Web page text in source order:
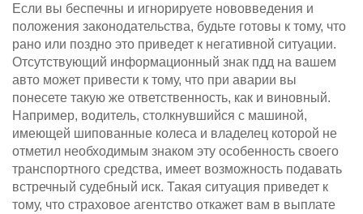
Если вы беспечны и игнорируете нововведения и
положения законодательства, будьте готовы к тому, что
рано или поздно это приведет к негативной ситуации.
Отсутствующий информационный знак пдд на вашем
авто может привести к тому, что при аварии вы
понесете такую же ответственность, как и виновный.
Например, водитель, столкнувшийся с машиной,
имеющей шипованные колеса и владелец которой не
отметил необходимым знаком эту особенность своего
транспортного средства, имеет возможность подавать
встречный судебный иск. Такая ситуация приведет к
тому, что страховое агентство откажет вам в выплате